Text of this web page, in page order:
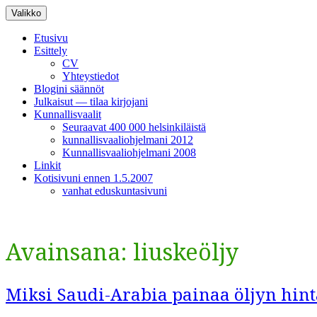
Siirry
sisältöön
Valikko
Etusivu
Esittely
CV
Yhteystiedot
Blogini säännöt
Julkaisut — tilaa kirjojani
Kunnallisvaalit
Seuraavat 400 000 helsinkiläistä
kunnallisvaaliohjelmani 2012
Kunnallisvaaliohjelmani 2008
Linkit
Kotisivuni ennen 1.5.2007
vanhat eduskuntasivuni
Avainsana: liuskeöljy
Miksi Saudi-Arabia painaa öljyn